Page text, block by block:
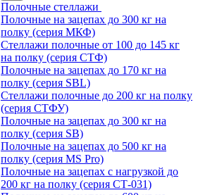
Полочные стеллажи
Полочные на зацепах до 300 кг на
полку (серия МКФ)
Стеллажи полочные от 100 до 145 кг
на полку (серия СТФ)
Полочные на зацепах до 170 кг на
полку (серия SBL)
Стеллажи полочные до 200 кг на полку
(серия СТФУ)
Полочные на зацепах до 300 кг на
полку (серия SB)
Полочные на зацепах до 500 кг на
полку (серия MS Pro)
Полочные на зацепах с нагрузкой до
200 кг на полку (серия СТ-031)